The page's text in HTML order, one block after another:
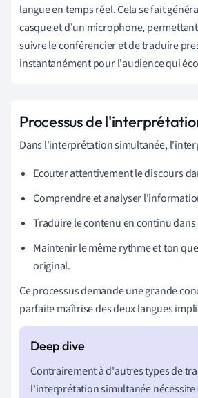
langue en temps réel. Cela se fait
casque et d'un microphone,
suivre le conférencier et de traduire
instantanément pour l'audience qui
Processus de
Dans l'interprétation simultanée,
Ecouter attentivement le discours
Comprendre et analyser
Traduire le contenu en continu dans
Maintenir le même rythme et ton
original.
Ce processus demande une grande
parfaite maîtrise des deux langues
Contrairement à d'autres types de
l'interprétation simultanée nécessite